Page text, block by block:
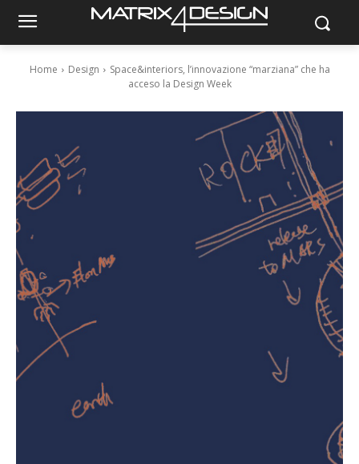
Home Design
Space&interiors, l’innovazione “marziana” che ha
acceso la Design Week